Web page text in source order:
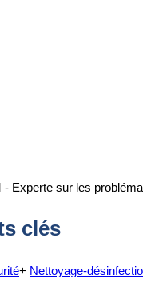
Experte sur les
clés
+ Nettoyage-